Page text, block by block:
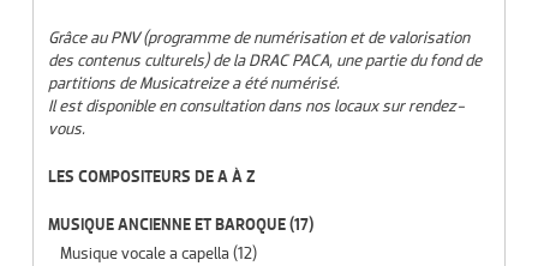
Grâce au PNV (programme de numérisation et de valorisation
des contenus culturels) de la DRAC PACA, une partie du fond de
partitions de Musicatreize a été numérisé.
Il est disponible en consultation dans nos locaux sur rendez-
vous.
LES COMPOSITEURS DE A À Z
MUSIQUE ANCIENNE ET BAROQUE(17)
Musique vocale a capella (12)